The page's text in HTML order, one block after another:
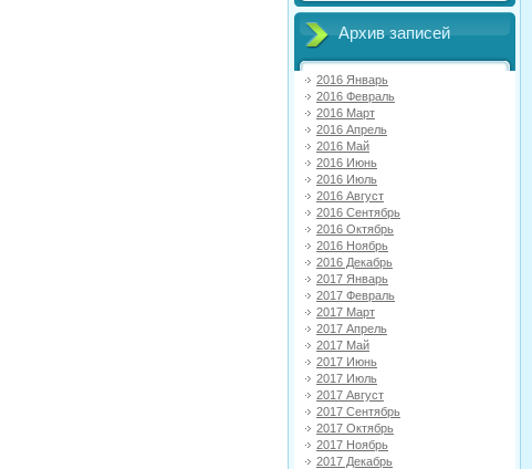
Архив записей
2016 Январь
2016 Февраль
2016 Март
2016 Апрель
2016 Май
2016 Июнь
2016 Июль
2016 Август
2016 Сентябрь
2016 Октябрь
2016 Ноябрь
2016 Декабрь
2017 Январь
2017 Февраль
2017 Март
2017 Апрель
2017 Май
2017 Июнь
2017 Июль
2017 Август
2017 Сентябрь
2017 Октябрь
2017 Ноябрь
2017 Декабрь